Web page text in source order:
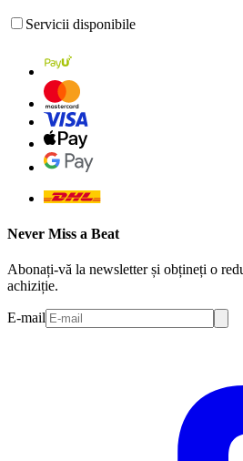
Servicii disponibile
Never Miss a Beat
Abonați-vă la newsletter și obțineți o
achiziție.
E-mail